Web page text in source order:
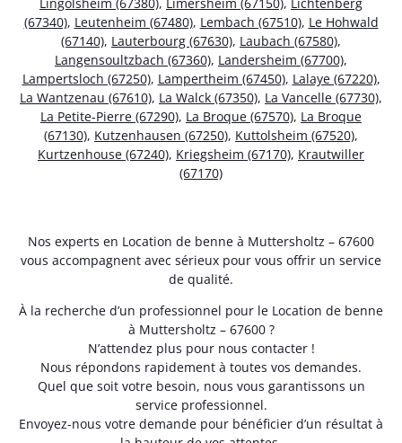
(67340), Leutenheim (67480), Lembach (67510), Le Hohwald
(67140), Lauterbourg (67630), Laubach (67580),
Langensoultzbach (67360), Landersheim (67700),
Lampertsloch (67250), Lampertheim (67450), Lalaye (67220),
La Wantzenau (67610), La Walck (67350), La Vancelle (67730),
La Petite-Pierre (67290), La Broque (67570), La Broque
(67130), Kutzenhausen (67250), Kuttolsheim (67520),
Kurtzenhouse (67240), Kriegsheim (67170), Krautwiller
(67170)
Nos experts en Location de benne à Muttersholtz – 67600
vous accompagnent avec sérieux pour vous offrir un service
de qualité.
À la recherche d’un professionnel pour le Location de benne
à Muttersholtz – 67600 ?
N’attendez plus pour nous contacter !
Nous répondons rapidement à toutes vos demandes.
Quel que soit votre besoin, nous vous garantissons un
service professionnel.
Envoyez-nous votre demande pour bénéficier d’un résultat à